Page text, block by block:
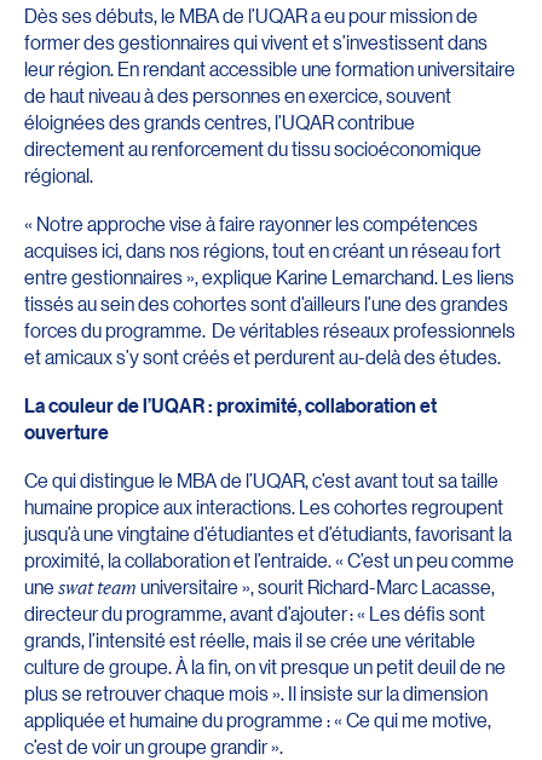
Dès ses débuts, le MBA de l’UQAR a eu pour mission de
former des gestionnaires qui vivent et s’investissent dans
leur région. En rendant accessible une formation universitaire
de haut niveau à des personnes en exercice, souvent
éloignées des grands centres, l’UQAR contribue
directement au renforcement du tissu socioéconomique
régional.
« Notre approche vise à faire rayonner les compétences
acquises ici, dans nos régions, tout en créant un réseau fort
entre gestionnaires », explique Karine Lemarchand. Les liens
tissés au sein des cohortes sont d’ailleurs l’une des grandes
forces du programme. De véritables réseaux professionnels
et amicaux s’y sont créés et perdurent au-delà des études.
La couleur de l’UQAR : proximité, collaboration et
ouverture
Ce qui distingue le MBA de l’UQAR, c’est avant tout sa taille
humaine propice aux interactions. Les cohortes regroupent
jusqu’à une vingtaine d’étudiantes et d’étudiants, favorisant la
proximité, la collaboration et l’entraide. « C’est un peu comme
uneswat teamuniversitaire », sourit Richard-Marc Lacasse,
directeur du programme, avant d’ajouter : « Les défis sont
grands, l’intensité est réelle, mais il se crée une véritable
culture de groupe. À la fin, on vit presque un petit deuil de ne
plus se retrouver chaque mois ». Il insiste sur la dimension
appliquée et humaine du programme : « Ce qui me motive,
c’est de voir un groupe grandir ».